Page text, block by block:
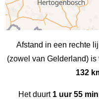
Afstand in een rechte
(zowel van Gelderland) is
132
Het duurt 1 uur 55 min